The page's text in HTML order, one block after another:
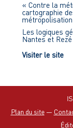
« Contre la
cartographie
Les logiques
Nantes et
Visiter le site
Plan du site—